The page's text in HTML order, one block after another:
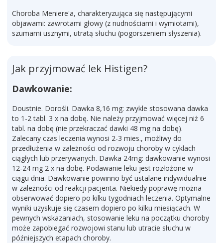
Choroba Meniere'a, charakteryzująca się następującymi
objawami: zawrotami głowy (z nudnościami i wymiotami),
szumami usznymi, utratą słuchu (pogorszeniem słyszenia).
Jak przyjmować lek Histigen?
Dawkowanie:
Doustnie. Dorośli. Dawka 8,16 mg: zwykle stosowana dawka
to 1-2 tabl. 3 x na dobę. Nie należy przyjmować więcej niż 6
tabl. na dobę (nie przekraczać dawki 48 mg na dobę).
Zalecany czas leczenia wynosi 2-3 mies., możliwy do
przedłużenia w zależności od rozwoju choroby w cyklach
ciągłych lub przerywanych. Dawka 24mg: dawkowanie wynosi
12-24 mg 2 x na dobę. Podawanie leku jest rozłożone w
ciągu dnia. Dawkowanie powinno być ustalane indywidualnie
w zależności od reakcji pacjenta. Niekiedy poprawę można
obserwować dopiero po kilku tygodniach leczenia. Optymalne
wyniki uzyskuje się czasem dopiero po kilku miesiącach. W
pewnych wskazaniach, stosowanie leku na początku choroby
może zapobiegać rozwojowi stanu lub utracie słuchu w
późniejszych etapach choroby.